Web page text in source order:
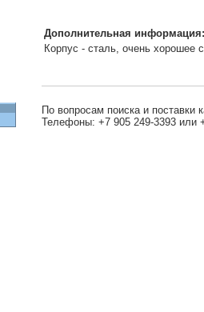
Дополнительная информация:
Корпус - сталь, очень хорошее
По вопросам поиска и поставки
Телефоны: +7 905 249-3393 или